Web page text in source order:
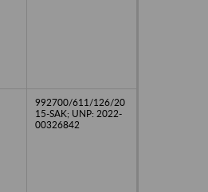
992700/611/126/20
15-SAK; UNP: 2022-
00326842